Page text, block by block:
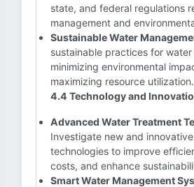
state, and federal regulations
management and
Sustainable Water
sustainable practices for
minimizing environmental
maximizing resource utilization.
4.4 Technology and
Advanced Water Treatment
Investigate new and
technologies to improve
costs, and enhance
Smart Water Management